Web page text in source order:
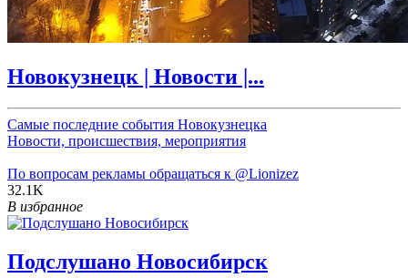
Новокузнецк | Новости |...
Самые последние события Новокузнецка
Новости, происшествия, мероприятия
По вопросам рекламы обращаться к @Lionizez
32.1K
В избранное
Подслушано Новосибирск